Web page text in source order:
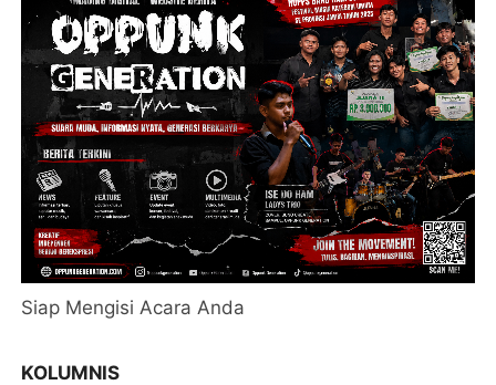
Siap Mengisi Acara Anda
KOLUMNIS